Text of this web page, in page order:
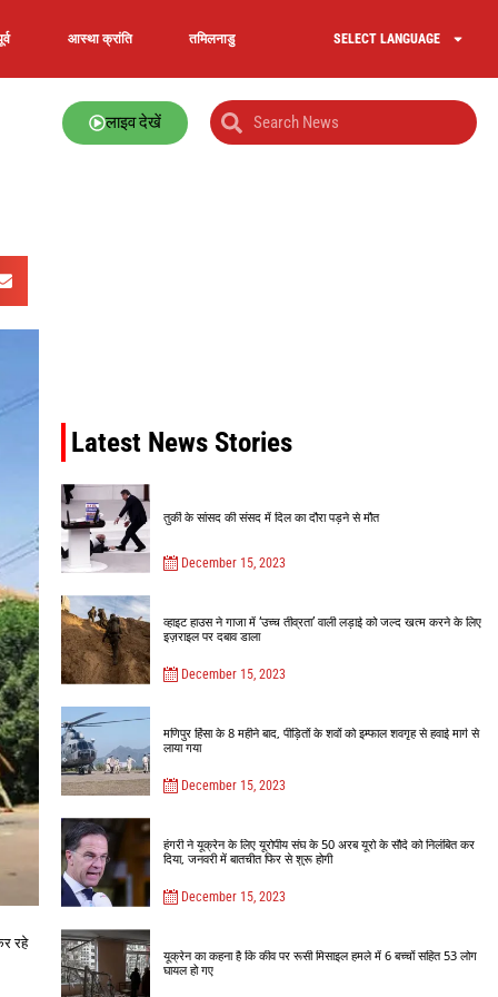
आस्था क्रांति तमिलनाडु SELECT LANGUAGE
लाइव देखें
रहे
Latest News Stories
तुर्की के सांसद की संसद में दिल का दौरा पड़ने से मौत
December 15, 2023
व्हाइट हाउस ने गाजा में ‘उच्च तीव्रता’ वाली लड़ाई को जल्द खत्म करने के लिए
इज़राइल पर दबाव डाला
December 15, 2023
मणिपुर हिंसा के 8 महीने बाद, पीड़ितों के शवों को इम्फाल शवगृह से हवाई मार्ग से
लाया गया
December 15, 2023
हंगरी ने यूक्रेन के लिए यूरोपीय संघ के 50 अरब यूरो के सौदे को निलंबित कर
दिया, जनवरी में बातचीत फिर से शुरू होगी
December 15, 2023
यूक्रेन का कहना है कि कीव पर रूसी मिसाइल हमले में 6 बच्चों सहित 53 लोग
घायल हो गए